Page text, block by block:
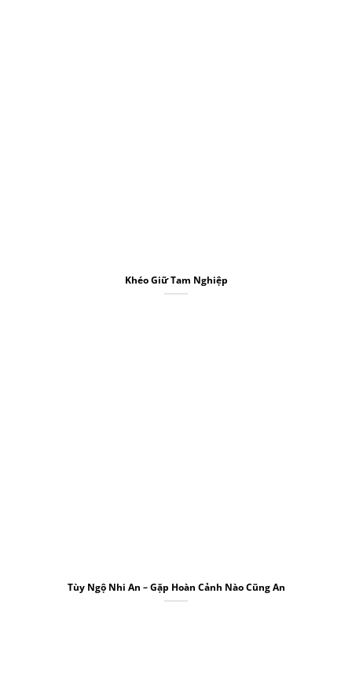
Khéo Giữ Tam Nghiệp
Tùy Ngộ Nhi An – Gặp Hoàn Cảnh Nào Cũng An